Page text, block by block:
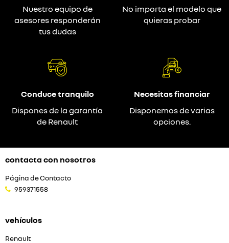
Nuestro equipo de
asesores responderán
tus dudas
No importa el modelo que
quieras probar
Conduce tranquilo
Dispones de la garantía
de Renault
Necesitas financiar
Disponemos de varias
opciones.
contacta con nosotros
Página de Contacto
959371558
vehículos
Renault